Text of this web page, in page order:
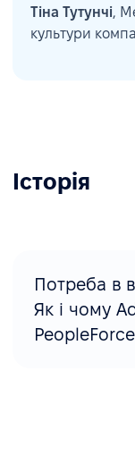
Тіна Тутунчі,
культури
Історія
Потреба в
Як і чому
PeopleForce